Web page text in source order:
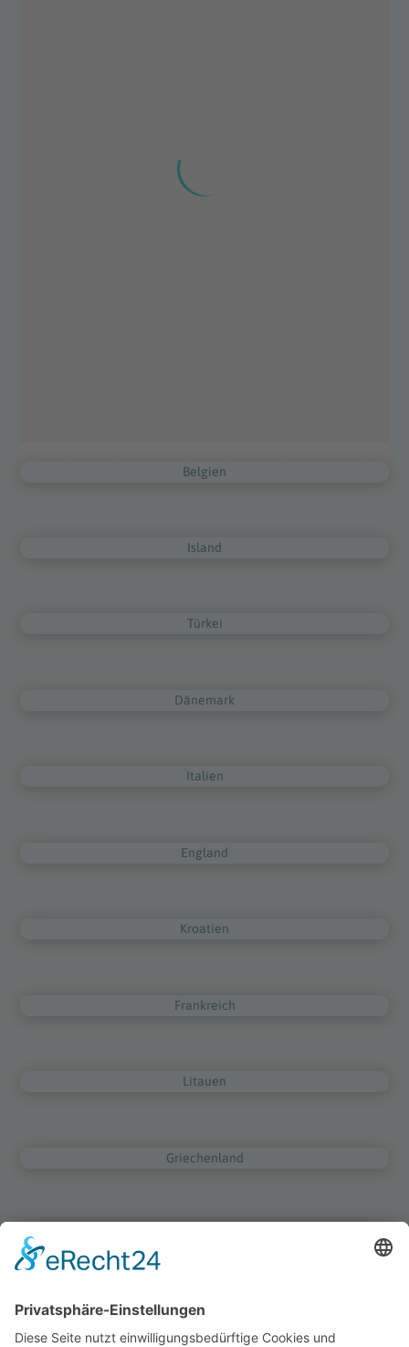
Belgien
Island
Türkei
Dänemark
Italien
England
Kroatien
Frankreich
Litauen
Griechenland
Irland